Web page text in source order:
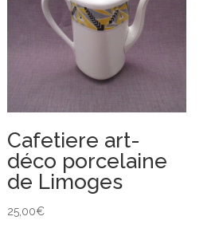
Cafetiere art-
déco porcelaine
de Limoges
25,00€